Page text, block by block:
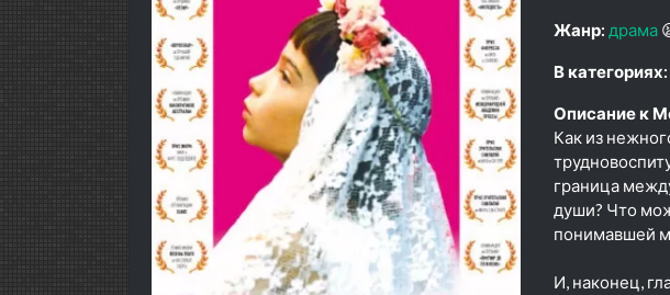
Жанр: драма
В категориях:
Описание к
Как из
граница
души? Что
понимавшей
И, наконец,